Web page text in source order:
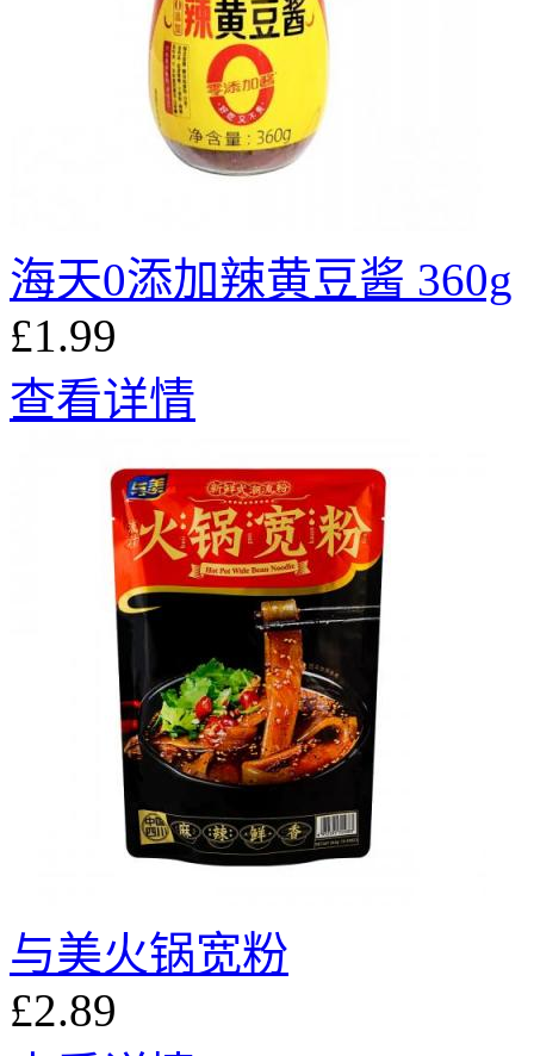
海天0添加辣黄豆酱 360g
£1.99
查看详情
与美火锅宽粉
£2.89